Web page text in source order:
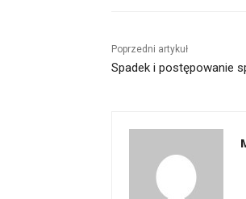
Poprzedni artykuł
Spadek i postępowanie